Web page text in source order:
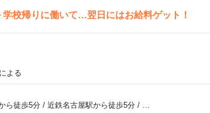
校帰りに働いて…翌日にはお給料ゲット！
よる
ら徒歩5分/ 近鉄名古屋駅から徒歩5分/